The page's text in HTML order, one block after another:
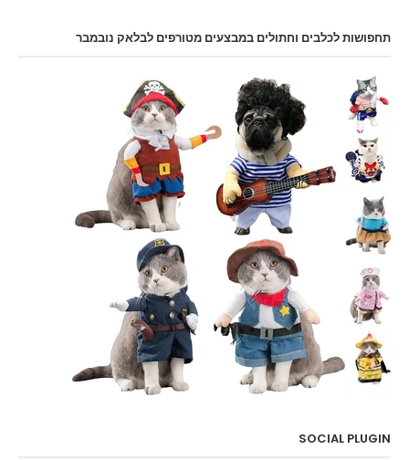
תחפושות לכלבים וחתולים במבצעים מטורפים לבלאק נובמבר
SOCIAL PLUGIN